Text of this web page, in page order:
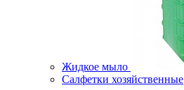
Жидкое мыло
Салфетки хозяйственные